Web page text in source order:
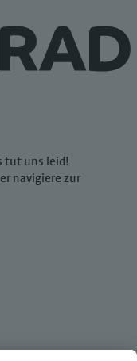
tut uns leid!
navigiere zur